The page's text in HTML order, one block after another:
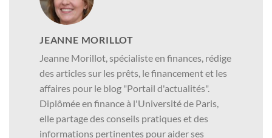
JEANNE MORILLOT
Jeanne Morillot, spécialiste en finances, rédige
des articles sur les prêts, le financement et les
affaires pour le blog "Portail d'actualités".
Diplômée en finance à l'Université de Paris,
elle partage des conseils pratiques et des
informations pertinentes pour aider ses